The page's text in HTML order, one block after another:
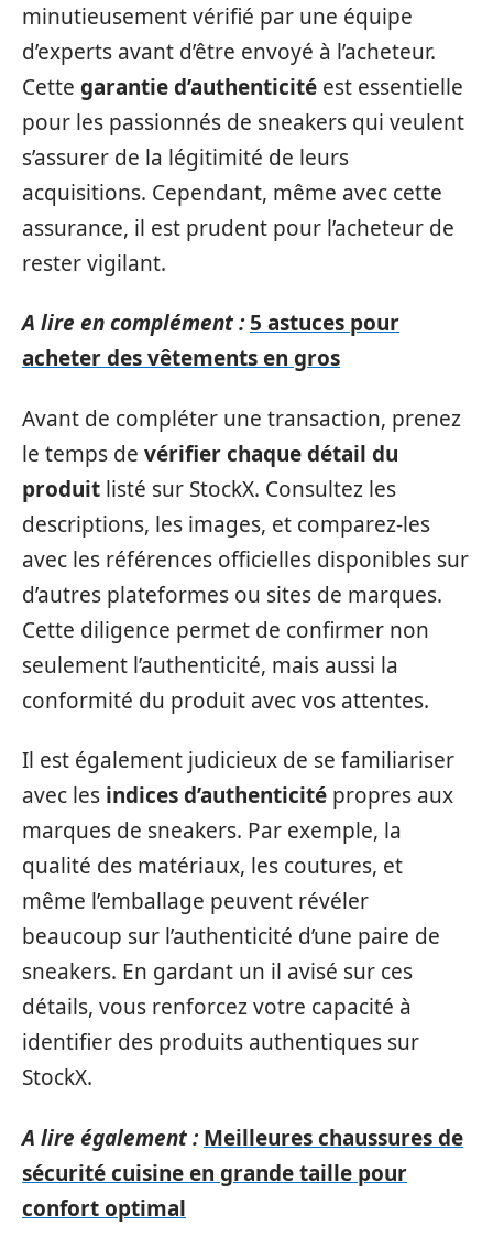
minutieusement vérifié par une équipe
d’experts avant d’être envoyé à l’acheteur.
Cette garantie d’authenticité est essentielle
pour les passionnés de sneakers qui veulent
s’assurer de la légitimité de leurs
acquisitions. Cependant, même avec cette
assurance, il est prudent pour l’acheteur de
rester vigilant.
A lire en complément : 5 astuces pour
acheter des vêtements en gros
Avant de compléter une transaction, prenez
le temps de vérifier chaque détail du
produit listé sur StockX. Consultez les
descriptions, les images, et comparez-les
avec les références officielles disponibles sur
d’autres plateformes ou sites de marques.
Cette diligence permet de confirmer non
seulement l’authenticité, mais aussi la
conformité du produit avec vos attentes.
Il est également judicieux de se familiariser
avec les indices d’authenticité propres aux
marques de sneakers. Par exemple, la
qualité des matériaux, les coutures, et
même l’emballage peuvent révéler
beaucoup sur l’authenticité d’une paire de
sneakers. En gardant un il avisé sur ces
détails, vous renforcez votre capacité à
identifier des produits authentiques sur
StockX.
A lire également : Meilleures chaussures de
sécurité cuisine en grande taille pour
confort optimal